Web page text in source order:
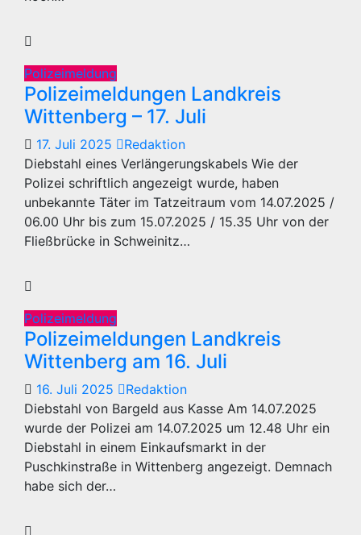
Polizeimeldung
Polizeimeldungen Landkreis
Wittenberg – 17. Juli
17. Juli 2025
Redaktion
Diebstahl eines Verlängerungskabels Wie der
Polizei schriftlich angezeigt wurde, haben
unbekannte Täter im Tatzeitraum vom 14.07.2025 /
06.00 Uhr bis zum 15.07.2025 / 15.35 Uhr von der
Fließbrücke in Schweinitz…
Polizeimeldung
Polizeimeldungen Landkreis
Wittenberg am 16. Juli
16. Juli 2025
Redaktion
Diebstahl von Bargeld aus Kasse Am 14.07.2025
wurde der Polizei am 14.07.2025 um 12.48 Uhr ein
Diebstahl in einem Einkaufsmarkt in der
Puschkinstraße in Wittenberg angezeigt. Demnach
habe sich der…